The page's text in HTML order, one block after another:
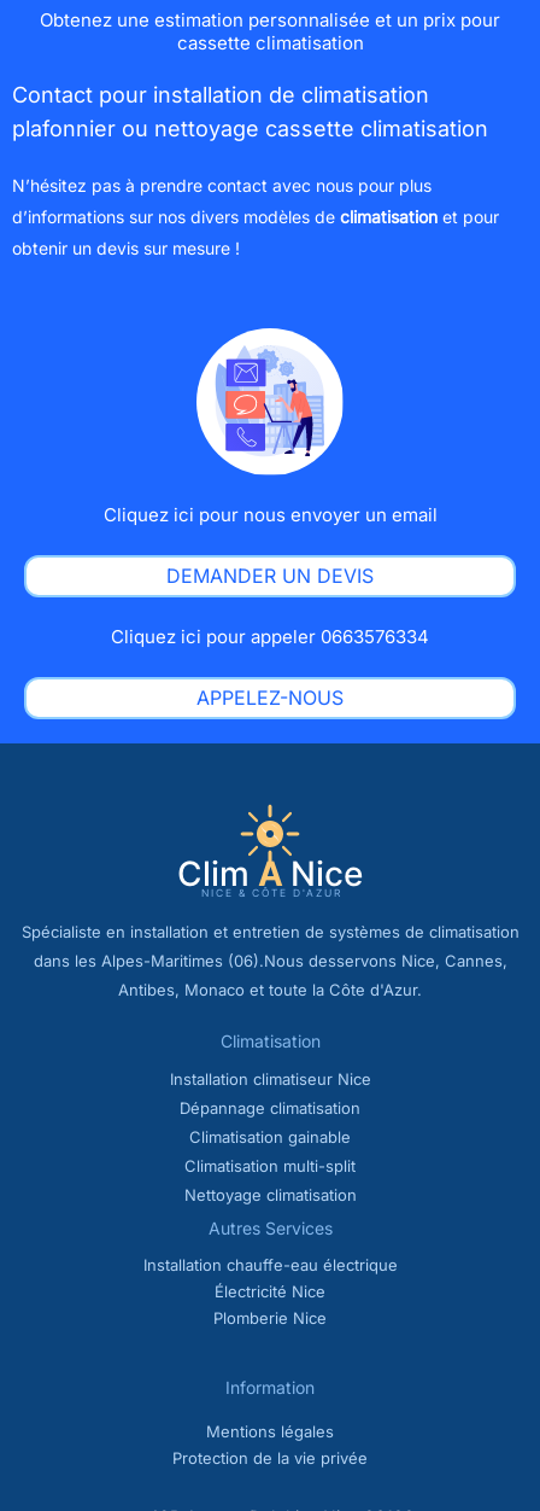
Obtenez une estimation personnalisée et un prix pour
cassette climatisation
Contact pour installation de climatisation
plafonnier ou nettoyage cassette climatisation
N’hésitez pas à prendre contact avec nous pour plus
d’informations sur nos divers modèles de climatisation et pour
obtenir un devis sur mesure !
Cliquez ici pour nous envoyer un email
DEMANDER UN DEVIS
Cliquez ici pour appeler 0663576334
APPELEZ-NOUS
Spécialiste en installation et entretien de systèmes de climatisation
dans les Alpes-Maritimes (06).Nous desservons Nice, Cannes,
Antibes, Monaco et toute la Côte d'Azur.
Climatisation
Installation climatiseur Nice
Dépannage climatisation
Climatisation gainable
Climatisation multi-split
Nettoyage climatisation
Autres Services
Installation chauffe-eau électrique
Électricité Nice
Plomberie Nice
Information
Mentions légales
Protection de la vie privée